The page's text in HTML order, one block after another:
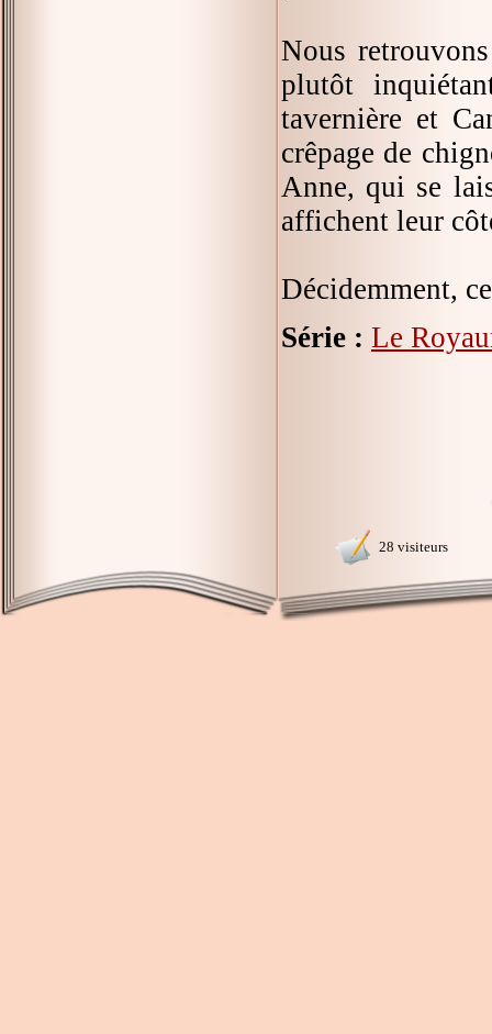
Nous
plutôt
tavernière et
crêpage de
Anne, qui se
affichent leur
Décidemment,
Série : Le
28 visiteurs